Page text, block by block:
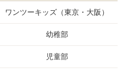
ワンツーキッズ（東京・大阪）
幼稚部
児童部